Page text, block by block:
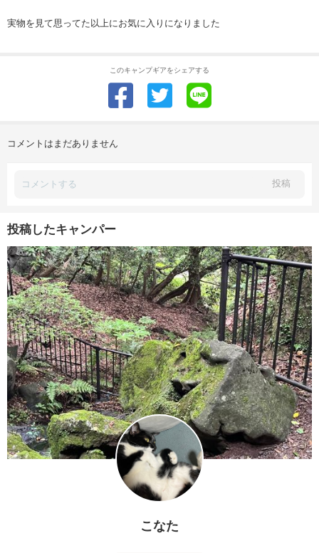
実物を見て思ってた以上にお気に入りになりました
このキャンプギアをシェアする
コメントはまだありません
投稿
投稿したキャンパー
こなた